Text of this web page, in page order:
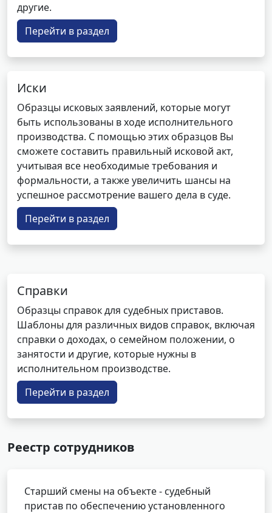
другие.
Перейти в раздел
Иски
Образцы исковых заявлений, которые могут
быть использованы в ходе исполнительного
производства. С помощью этих образцов Вы
сможете составить правильный исковой акт,
учитывая все необходимые требования и
формальности, а также увеличить шансы на
успешное рассмотрение вашего дела в суде.
Перейти в раздел
Справки
Образцы справок для судебных приставов.
Шаблоны для различных видов справок, включая
справки о доходах, о семейном положении, о
занятости и другие, которые нужны в
исполнительном производстве.
Перейти в раздел
Реестр сотрудников
Старший смены на объекте - судебный
пристав по обеспечению установленного